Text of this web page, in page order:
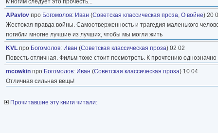
Многим следует это прочесть...
APavlov про Богомолов: Иван (Советская классическая проза, О войне) 20
Жестокая правда войны. Самоотверженность и трагедия маленького
погибли многие лучшие из лучших, чтобы мы могли жить
KVL про Богомолов: Иван (Советская классическая проза) 02 02
Повесть отличная. Фильм тоже стоит посмотреть. К прочтению однозначно
mcowkin про Богомолов: Иван (Советская классическая проза) 10 04
Отличная сильная вещь!
Прочитавшие эту книги читали: